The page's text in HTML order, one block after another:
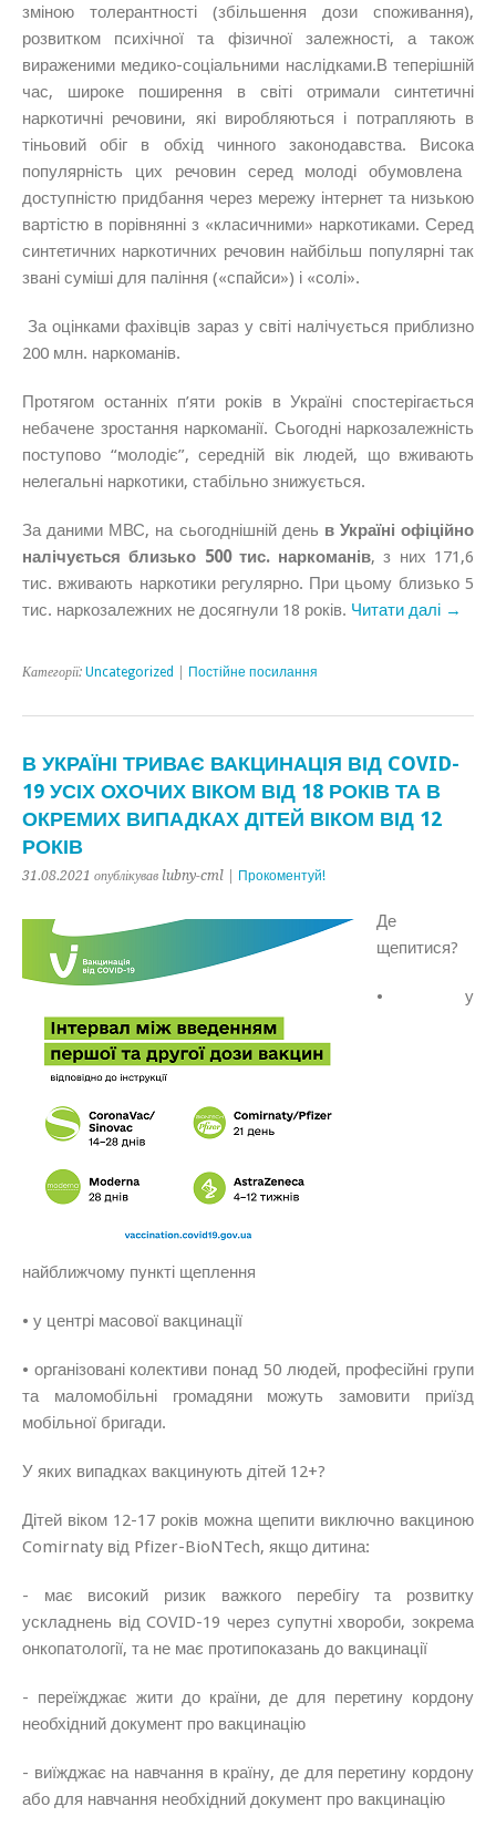
зміною толерантності (збільшення дози споживання),
розвитком психічної та фізичної залежності, а також
вираженими медико-соціальними наслідками.В теперішній
час, широке поширення в світі отримали синтетичні
наркотичні речовини, які виробляються і потрапляють в
тіньовий обіг в обхід чинного законодавства. Висока
популярність цих речовин серед молоді обумовлена ​​
доступністю придбання через мережу інтернет та низькою
вартістю в порівнянні з «класичними» наркотиками. Серед
синтетичних наркотичних речовин найбільш популярні так
звані суміші для паління («спайси») і «солі».
За оцінками фахівців зараз у світі налічується приблизно
200 млн. наркоманів.
Протягом останніх п’яти років в Україні спостерігається
небачене зростання наркоманії. Сьогодні наркозалежність
поступово “молодіє”, середній вік людей, що вживають
нелегальні наркотики, стабільно знижується.
За даними МВС, на сьогоднішній день в Україні офіційно
налічується близько 500 тис. наркоманів, з них 171,6
тис. вживають наркотики регулярно. При цьому близько 5
тис. наркозалежних не досягнули 18 років. Читати далі →
Категорії: Uncategorized Постійне посилання
В УКРАЇНІ ТРИВАЄ ВАКЦИНАЦІЯ ВІД COVID-
19 УСІХ ОХОЧИХ ВІКОМ ВІД 18 РОКІВ ТА В
ОКРЕМИХ ВИПАДКАХ ДІТЕЙ ВІКОМ ВІД 12
РОКІВ
31.08.2021 опублікував lubny-cml | Прокоментуй!
Де
щепитися?
• у
найближчому пункті щеплення
• у центрі масової вакцинації
• організовані колективи понад 50 людей, професійні групи
та маломобільні громадяни можуть замовити приїзд
мобільної бригади.
У яких випадках вакцинують дітей 12+?
Дітей віком 12-17 років можна щепити виключно вакциною
Comirnaty від Pfizer-BioNTech, якщо дитина:
- має високий ризик важкого перебігу та розвитку
ускладнень від COVID-19 через супутні хвороби, зокрема
онкопатології, та не має протипоказань до вакцинації
- переїжджає жити до країни, де для перетину кордону
необхідний документ про вакцинацію
- виїжджає на навчання в країну, де для перетину кордону
або для навчання необхідний документ про вакцинацію